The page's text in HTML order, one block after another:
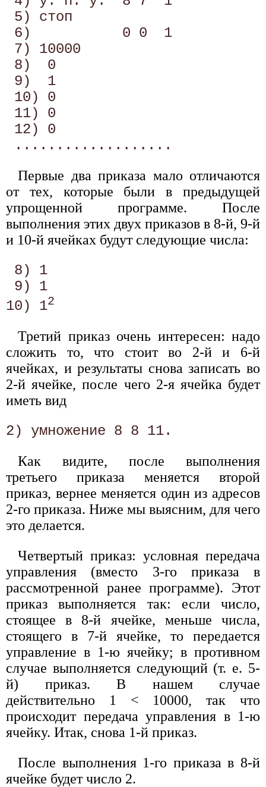
5) стоп
6)           0 0  1
7) 10000
8)  0
9)  1
10) 0
11) 0
12) 0
Первые два приказа мало отличаются
от тех, которые были в предыдущей
упрощенной программе. После
выполнения этих двух приказов в 8-й, 9-й
и 10-й ячейках будут следующие числа:
8) 1
9) 1
10) 12
Третий приказ очень интересен: надо
сложить то, что стоит во 2-й и 6-й
ячейках, и результаты снова записать во
2-й ячейке, после чего 2-я ячейка будет
иметь вид
Как видите, после выполнения
третьего приказа меняется второй
приказ, вернее меняется один из адресов
2-го приказа. Ниже мы выясним, для чего
это делается.
Четвертый приказ: условная передача
управления (вместо 3-го приказа в
рассмотренной ранее программе). Этот
приказ выполняется так: если число,
стоящее в 8-й ячейке, меньше числа,
стоящего в 7-й ячейке, то передается
управление в 1-ю ячейку; в противном
случае выполняется следующий (т. е. 5-
й) приказ. В нашем случае
действительно 1 < 10000, так что
происходит передача управления в 1-ю
ячейку. Итак, снова 1-й приказ.
После выполнения 1-го приказа в 8-й
ячейке будет число 2.